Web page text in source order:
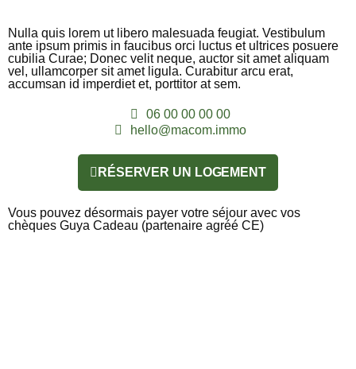
Nulla quis lorem ut libero malesuada feugiat. Vestibulum
ante ipsum primis in faucibus orci luctus et ultrices posuere
cubilia Curae; Donec velit neque, auctor sit amet aliquam
vel, ullamcorper sit amet ligula. Curabitur arcu erat,
accumsan id imperdiet et, porttitor at sem.
06 00 00 00 00
hello@macom.immo
RÉSERVER UN LOGEMENT
Vous pouvez désormais payer votre séjour avec vos
chèques Guya Cadeau (partenaire agréé CE)